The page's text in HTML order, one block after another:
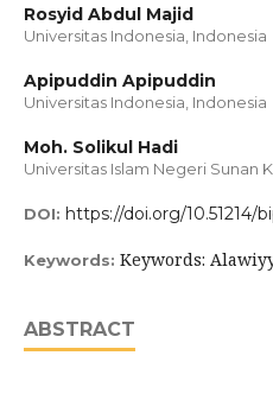
Rosyid Abdul Majid
Universitas Indonesia, Indonesia
Apipuddin Apipuddin
Universitas Indonesia, Indonesia
Moh. Solikul Hadi
Universitas Islam Negeri Sunan
DOI: https://doi.org/10.51214/
Keywords: Keywords:
ABSTRACT